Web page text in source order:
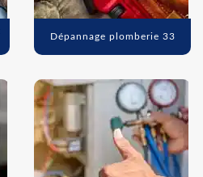
Dépannage plomberie 33